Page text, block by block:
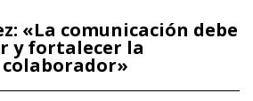
«La comunicación debe
y fortalecer la